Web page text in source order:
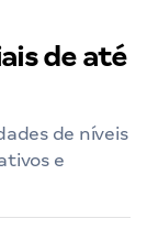
de até
de níveis
e